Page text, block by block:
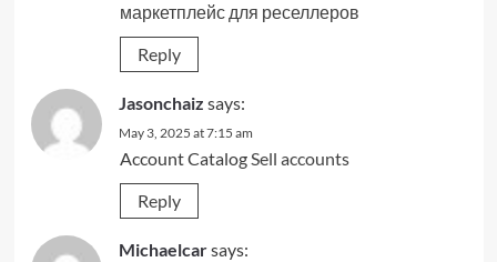
маркетплейс для реселлеров
Reply
Jasonchaiz says:
May 3, 2025 at 7:15 am
Account CatalogSell accounts
Reply
Michaelcarsays: